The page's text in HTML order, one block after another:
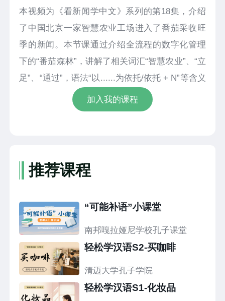
本视频为《看新闻学中文》系列的第18集，介绍
了中国北京一家智慧农业工场进入了番茄采收旺
季的新闻。本节课通过介绍全流程的数字化管理
下的“番茄森林”，讲解了相关词汇“智慧农业”、“立
足”、“通过”，语法“以......为依托/依托 + N”等含义
加入我的课程
推荐课程
“可能补语”小课堂
南邦嘎拉娅尼学校孔子课堂
轻松学汉语S2-买咖啡
清迈大学孔子学院
轻松学汉语S1-化妆品